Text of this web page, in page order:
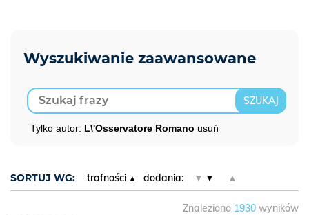
Tylko autor: L\'Osservatore Romano usuń
SORTUJ WG: trafności dodania: ▼ ▲
Znaleziono 1930 wyników